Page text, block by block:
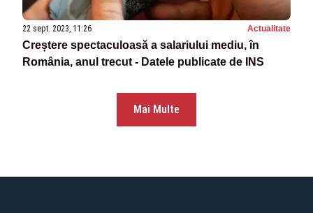
22 sept. 2023, 11:26 Actualitate
Creștere spectaculoasă a salariului mediu, în
România, anul trecut - Datele publicate de INS
Mai Multe